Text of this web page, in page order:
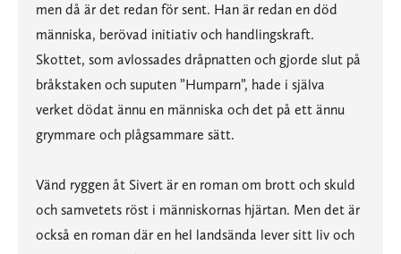
men då är det redan för sent. Han är redan en död
människa, berövad initiativ och handlingskraft.
Skottet, som avlossades dråpnatten och gjorde slut på
bråkstaken och suputen ”Humparn”, hade i själva
verket dödat ännu en människa och det på ett ännu
grymmare och plågsammare sätt.
Vänd ryggen åt Sivert är en roman om brott och skuld
och samvetets röst i människornas hjärtan. Men det är
också en roman där en hel landsända lever sitt liv och